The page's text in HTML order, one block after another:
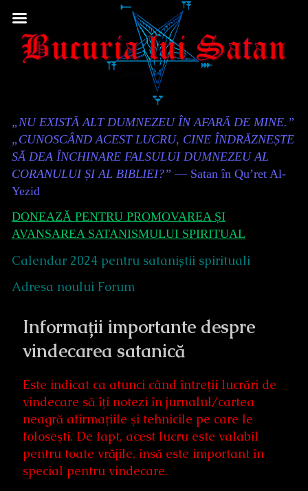
to
Content
Header
„NU EXISTĂ ALT DUMNEZEU ÎN AFARĂ DE MINE.”
„CUNOSCÂND ACEST LUCRU, CINE ÎNDRĂZNEȘTE
SĂ DEA ÎNCHINARE FALSULUI DUMNEZEU AL
CORANULUI ȘI AL BIBLIEI?” — Satan în Qu’ret Al-
Yezid
DONEAZĂ PENTRU PROMOVAREA ȘI
AVANSAREA SATANISMULUI SPIRITUAL
Calendar 2024 pentru sataniștii spirituali
Adresa noului Forum
Informații importante despre
vindecarea satanică
Este indicat ca atunci când întreţii lucrări de
vindecare să îţi notezi în jurnalul/cartea
neagră afirmaţiile şi tehnicile pe care le
foloseşti. De fapt, acest lucru este valabil
pentru toate vrăjile, însă este important în
special pentru vindecare.